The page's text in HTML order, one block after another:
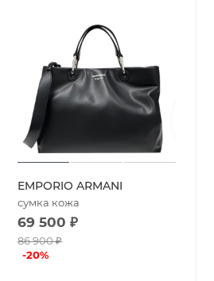
EMPORIO ARMANI
сумка кожа
69 500 ₽
86 900₽
-20%